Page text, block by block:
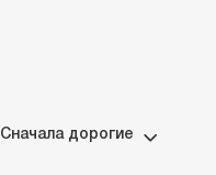
Сначала дорогие